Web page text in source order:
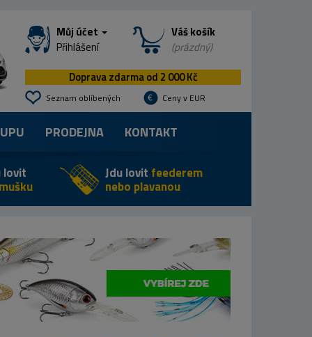
Můj účet
Přihlášení
Váš košík
(prázdný)
Doprava zdarma od 2 000 Kč
Seznam oblíbených Ceny v EUR
PRODEJNA KONTAKT
lovit Jdu lovit feederem
nebo plavanou